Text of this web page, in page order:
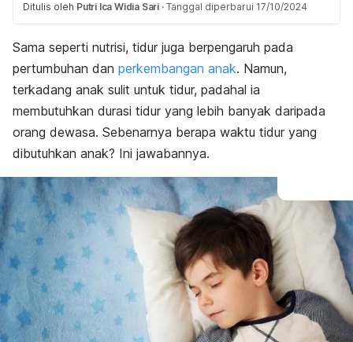
Ditulis oleh Putri Ica Widia Sari · Tanggal diperbarui 17/10/2024
Sama seperti nutrisi, tidur juga berpengaruh pada
pertumbuhan dan perkembangan anak. Namun,
terkadang anak sulit untuk tidur, padahal ia
membutuhkan durasi tidur yang lebih banyak daripada
orang dewasa. Sebenarnya berapa waktu tidur yang
dibutuhkan anak? Ini jawabannya.